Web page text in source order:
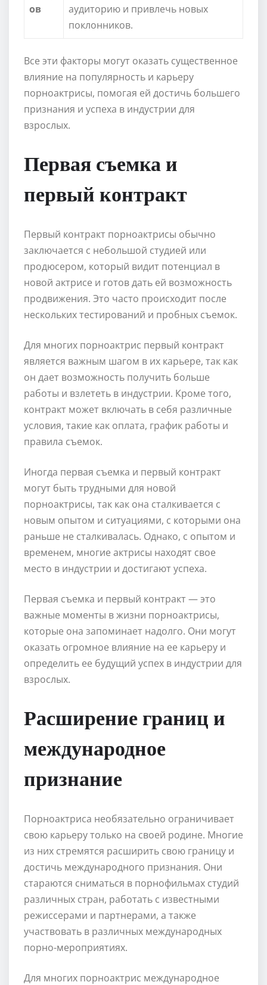
ов
аудиторию и привлечь новых
поклонников.
Все эти факторы могут оказать существенное
влияние на популярность и карьеру
порноактрисы, помогая ей достичь большего
признания и успеха в индустрии для
взрослых.
Первая съемка и
первый контракт
Первый контракт порноактрисы обычно
заключается с небольшой студией или
продюсером, который видит потенциал в
новой актрисе и готов дать ей возможность
продвижения. Это часто происходит после
нескольких тестирований и пробных съемок.
Для многих порноактрис первый контракт
является важным шагом в их карьере, так как
он дает возможность получить больше
работы и взлететь в индустрии. Кроме того,
контракт может включать в себя различные
условия, такие как оплата, график работы и
правила съемок.
Иногда первая съемка и первый контракт
могут быть трудными для новой
порноактрисы, так как она сталкивается с
новым опытом и ситуациями, с которыми она
раньше не сталкивалась. Однако, с опытом и
временем, многие актрисы находят свое
место в индустрии и достигают успеха.
Первая съемка и первый контракт — это
важные моменты в жизни порноактрисы,
которые она запоминает надолго. Они могут
оказать огромное влияние на ее карьеру и
определить ее будущий успех в индустрии для
взрослых.
Расширение границ и
международное
признание
Порноактриса необязательно ограничивает
свою карьеру только на своей родине. Многие
из них стремятся расширить свою границу и
достичь международного признания. Они
стараются сниматься в порнофильмах студий
различных стран, работать с известными
режиссерами и партнерами, а также
участвовать в различных международных
порно-мероприятиях.
Для многих порноактрис международное